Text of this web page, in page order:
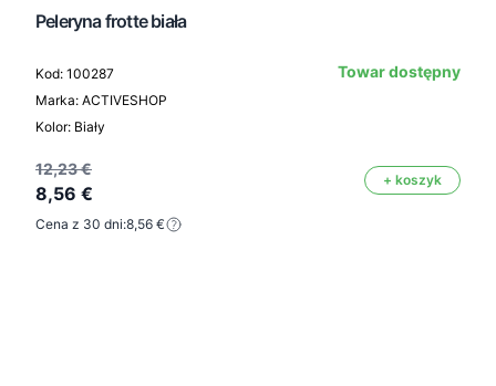
Peleryna frotte biała
Kod: 100287
Marka: ACTIVESHOP
Kolor: Biały
Towar dostępny
12,23 €
8,56 €
+ koszyk
Cena z 30 dni:8,56 €